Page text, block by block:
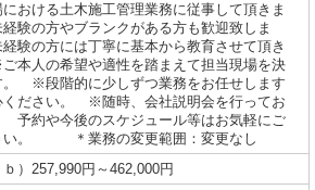
おける土木施工管理業務に従事して頂きま
の方やブランクがある方も歓迎致しま
の方には丁寧に基本から教育させて頂き
本人の希望や適性を踏まえて担当現場を決
。 ※段階的に少しずつ業務をお任せします
ください。 ※随時、会社説明会を行ってお
約や今後のスケジュール等はお気軽にご
い。 ＊業務の変更範囲：変更なし
）257,990円～462,000円